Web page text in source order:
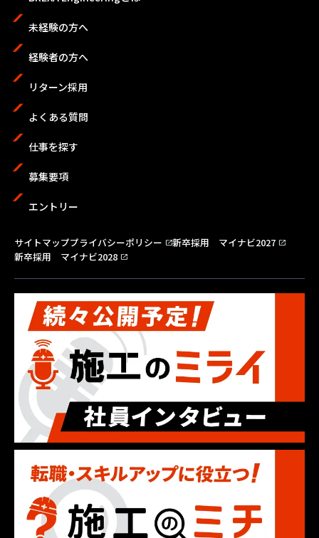
未経験の方へ
経験者の方へ
リターン採用
よくある質問
仕事を探す
募集要項
エントリー
サイトマッププライバシーポリシー open_in_new新卒採用 マイナビ2027 open_in_new
新卒採用 マイナビ2028 open_in_new